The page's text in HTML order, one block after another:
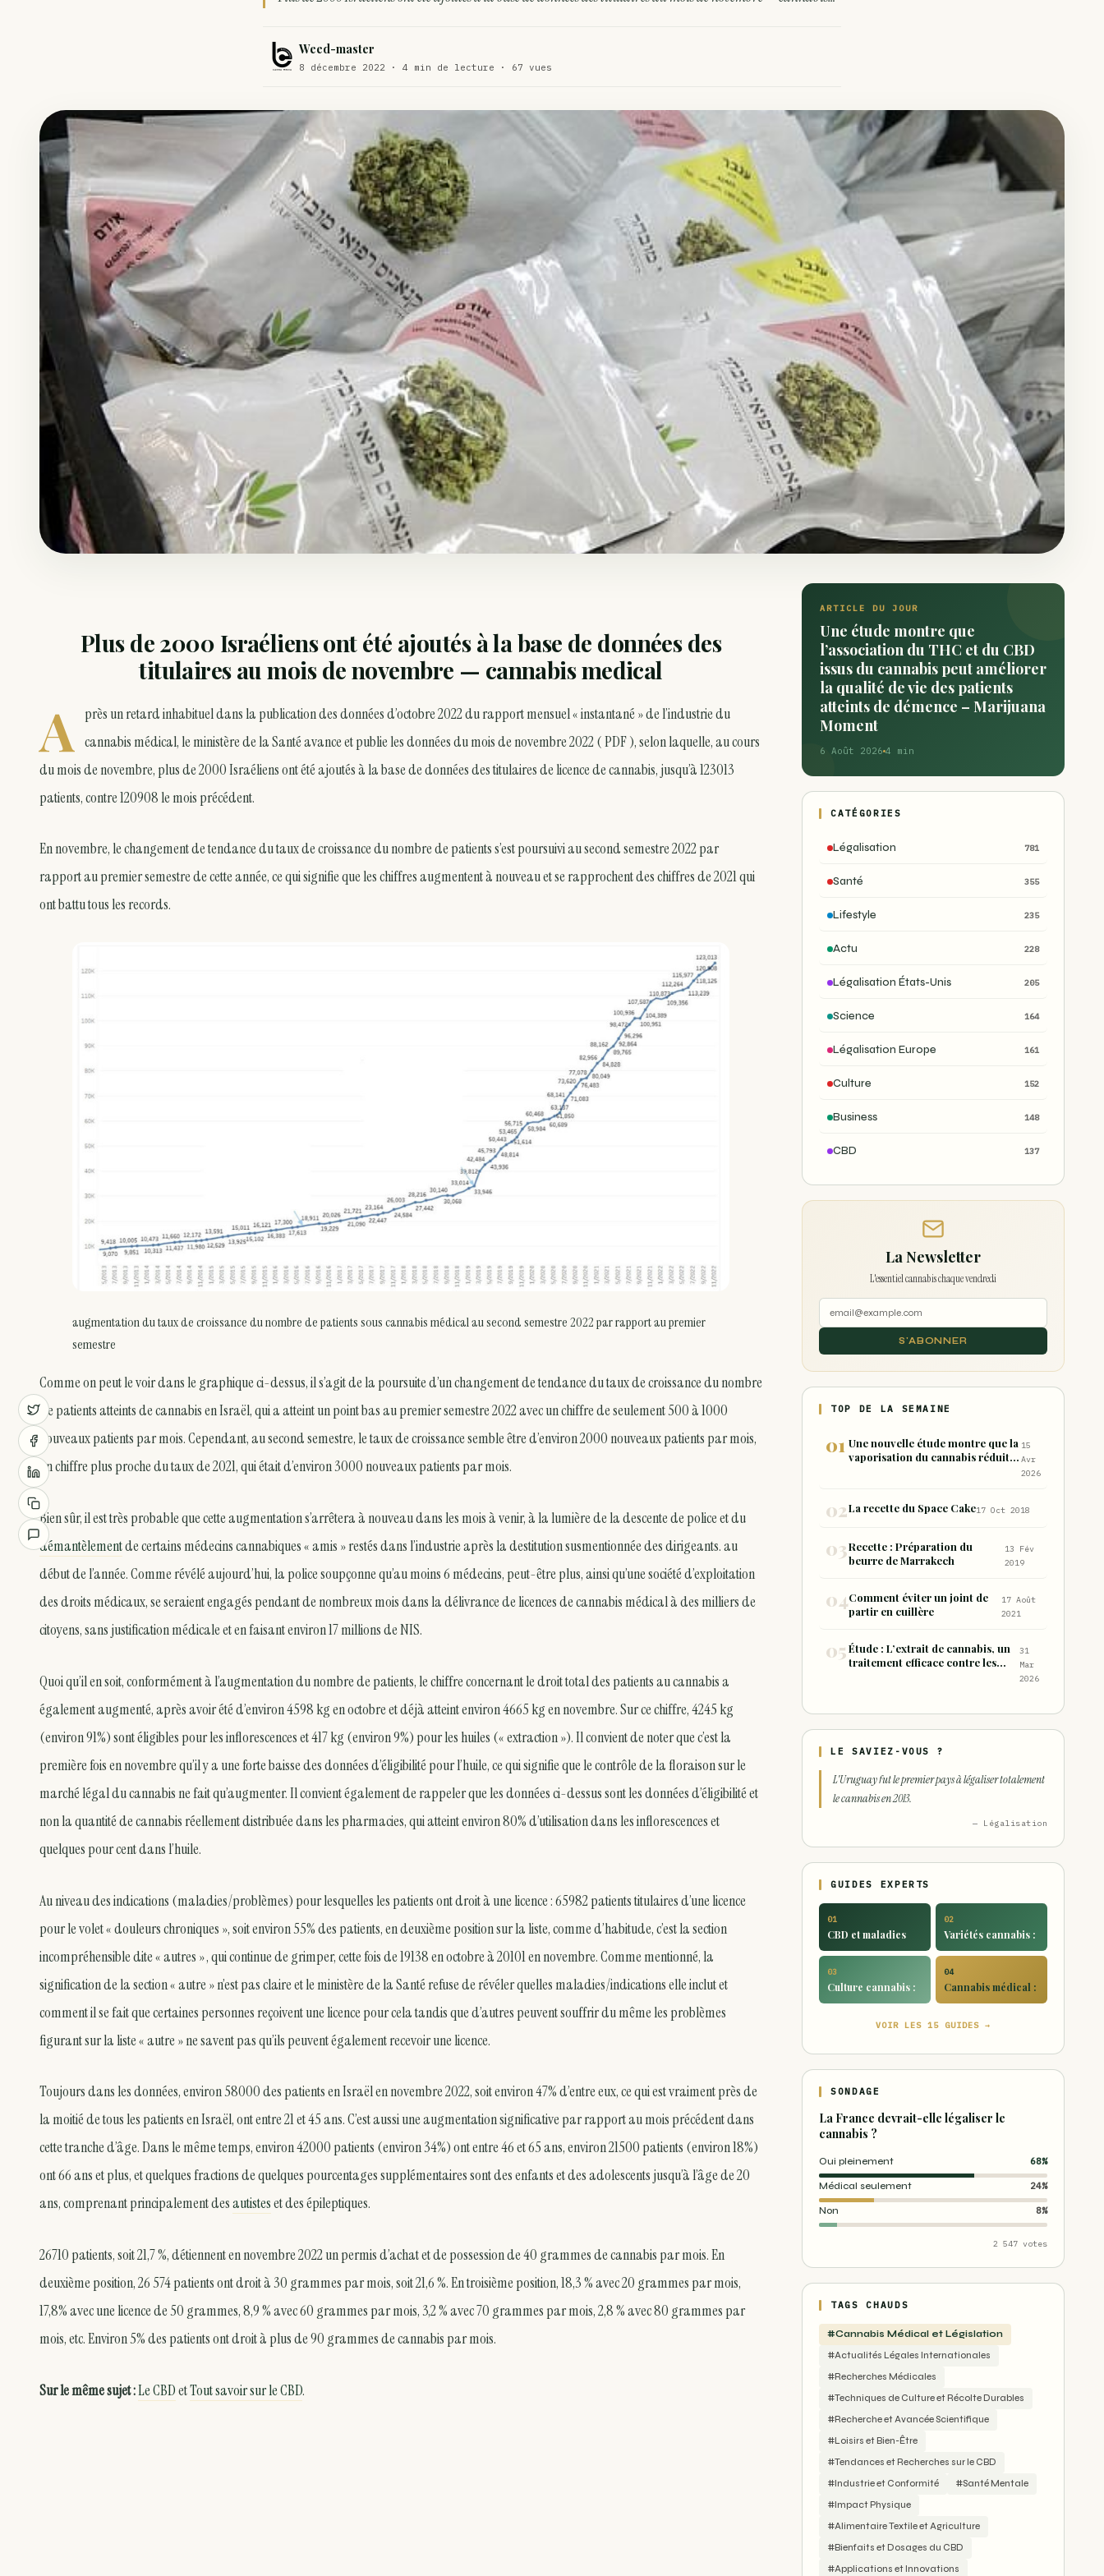
Étude : L’extrait de cannabis, un traitement efficace contre les maux de dos…
Weed-master
8 décembre 2022 · 4 min de lecture · 67 vues
Plus de 2000 Israéliens ont été ajoutés à la base de données des
titulaires au mois de novembre — cannabis medical
A
près un retard inhabituel dans la publication des données d’octobre 2022 du rapport mensuel « instantané » de l’industrie du
cannabis médical, le ministère de la Santé avance et publie les données du mois de novembre 2022 ( PDF ), selon laquelle, au cours
du mois de novembre, plus de 2000 Israéliens ont été ajoutés à la base de données des titulaires de licence de cannabis, jusqu’à 123013
patients, contre 120908 le mois précédent.
En novembre, le changement de tendance du taux de croissance du nombre de patients s’est poursuivi au second semestre 2022 par
rapport au premier semestre de cette année, ce qui signifie que les chiffres augmentent à nouveau et se rapprochent des chiffres de 2021 qui
ont battu tous les records.
augmentation du taux de croissance du nombre de patients sous cannabis médical au second semestre 2022 par rapport au premier
semestre
Comme on peut le voir dans le graphique ci-dessus, il s’agit de la poursuite d’un changement de tendance du taux de croissance du nombre
de patients atteints de cannabis en Israël, qui a atteint un point bas au premier semestre 2022 avec un chiffre de seulement 500 à 1000
nouveaux patients par mois. Cependant, au second semestre, le taux de croissance semble être d’environ 2000 nouveaux patients par mois,
un chiffre plus proche du taux de 2021, qui était d’environ 3000 nouveaux patients par mois.
Bien sûr, il est très probable que cette augmentation s’arrêtera à nouveau dans les mois à venir, à la lumière de la descente de police et du
démantèlementde certains médecins cannabiques « amis » restés dans l’industrie après la destitution susmentionnée des dirigeants. au
début de l’année. Comme révélé aujourd’hui, la police soupçonne qu’au moins 6 médecins, peut-être plus, ainsi qu’une société d’exploitation
des droits médicaux, se seraient engagés pendant de nombreux mois dans la délivrance de licences de cannabis médical à des milliers de
citoyens, sans justification médicale et en faisant environ 17 millions de NIS.
Quoi qu’il en soit, conformément à l’augmentation du nombre de patients, le chiffre concernant le droit total des patients au cannabis a
également augmenté, après avoir été d’environ 4598 kg en octobre et déjà atteint environ 4665 kg en novembre. Sur ce chiffre, 4245 kg
(environ 91%) sont éligibles pour les inflorescences et 417 kg (environ 9%) pour les huiles (« extraction »). Il convient de noter que c’est la
première fois en novembre qu’il y a une forte baisse des données d’éligibilité pour l’huile, ce qui signifie que le contrôle de la floraison sur le
marché légal du cannabis ne fait qu’augmenter. Il convient également de rappeler que les données ci-dessus sont les données d’éligibilité et
non la quantité de cannabis réellement distribuée dans les pharmacies, qui atteint environ 80% d’utilisation dans les inflorescences et
quelques pour cent dans l’huile.
Au niveau des indications (maladies/problèmes) pour lesquelles les patients ont droit à une licence : 65982 patients titulaires d’une licence
pour le volet « douleurs chroniques », soit environ 55% des patients, en deuxième position sur la liste, comme d’habitude, c’est la section
incompréhensible dite « autres » , qui continue de grimper, cette fois de 19138 en octobre à 20101 en novembre. Comme mentionné, la
signification de la section « autre » n’est pas claire et le ministère de la Santé refuse de révéler quelles maladies/indications elle inclut et
comment il se fait que certaines personnes reçoivent une licence pour cela tandis que d’autres peuvent souffrir du même les problèmes
figurant sur la liste « autre » ne savent pas qu’ils peuvent également recevoir une licence.
Toujours dans les données, environ 58000 des patients en Israël en novembre 2022, soit environ 47% d’entre eux, ce qui est vraiment près de
la moitié de tous les patients en Israël, ont entre 21 et 45 ans. C’est aussi une augmentation significative par rapport au mois précédent dans
cette tranche d’âge. Dans le même temps, environ 42000 patients (environ 34%) ont entre 46 et 65 ans, environ 21500 patients (environ 18%)
ont 66 ans et plus, et quelques fractions de quelques pourcentages supplémentaires sont des enfants et des adolescents jusqu’à l’âge de 20
ans, comprenant principalement desautisteset des épileptiques.
26710 patients, soit 21,7 %, détiennent en novembre 2022 un permis d’achat et de possession de 40 grammes de cannabis par mois. En
deuxième position, 26 574 patients ont droit à 30 grammes par mois, soit 21,6 %. En troisième position, 18,3 % avec 20 grammes par mois,
17,8% avec une licence de 50 grammes, 8,9 % avec 60 grammes par mois, 3,2 % avec 70 grammes par mois, 2,8 % avec 80 grammes par
mois, etc. Environ 5% des patients ont droit à plus de 90 grammes de cannabis par mois.
Sur le même sujet :Le CBDetTout savoir sur le CBD.
ARTICLE DU JOUR
Une étude montre que
l’association du THC et du CBD
issus du cannabis peut améliorer
la qualité de vie des patients
atteints de démence – Marijuana
Moment
6 Août 2026 4 min
CATÉGORIES
Légalisation 781
Santé 355
Lifestyle 235
Actu 228
Légalisation États-Unis 205
Science 164
Légalisation Europe 161
Culture 152
Business 148
CBD 137
La Newsletter
L'essentiel cannabis chaque vendredi
S'ABONNER
TOP DE LA SEMAINE
Une nouvelle étude montre que la
vaporisation du cannabis réduit
joint
15
Avr
2026
La recette du Space Cake17 Oct 2018
Recette : Préparation du
beurre de Marrakech
13 Fév
2019
Comment éviter un joint de
partir en cuillère
17 Août
2021
Étude : L’extrait de cannabis, un
traitement efficace contre les
31
Mar
2026
LE SAVIEZ-VOUS ?
L'Uruguay fut le premier pays à légaliser totalement
le cannabis en 2013.
— Légalisation
GUIDES EXPERTS
01
CBD et maladies
02
Variétés cannabis :
03
Culture cannabis :
04
Cannabis médical :
VOIR LES 15 GUIDES →
SONDAGE
La France devrait-elle légaliser le
cannabis ?
Oui pleinement 68%
Médical seulement 24%
Non 8%
2 547 votes
TAGS CHAUDS
#Cannabis Médical et Législation
#Actualités Légales Internationales
#Recherches Médicales
#Techniques de Culture et Récolte Durables
#Recherche et Avancée Scientifique
#Loisirs et Bien-Être
#Tendances et Recherches sur le CBD
#Industrie et Conformité
#Santé Mentale
#Impact Physique
#Alimentaire Textile et Agriculture
#Bienfaits et Dosages du CBD
#Applications et Innovations